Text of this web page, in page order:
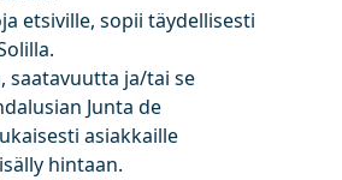
etsiville, sopii täydellisesti
saatavuutta ja/tai se
Junta de
asiakkaille
hintaan.